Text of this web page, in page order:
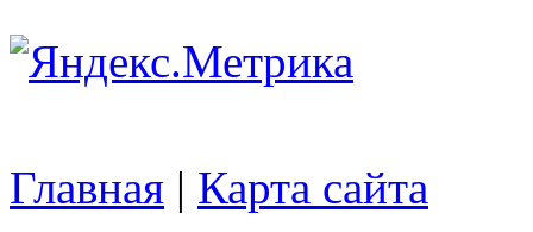
Главная | Карта сайта